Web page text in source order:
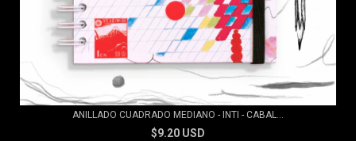
ANILLADO CUADRADO MEDIANO - INTI - CABAL...
$9.20 USD